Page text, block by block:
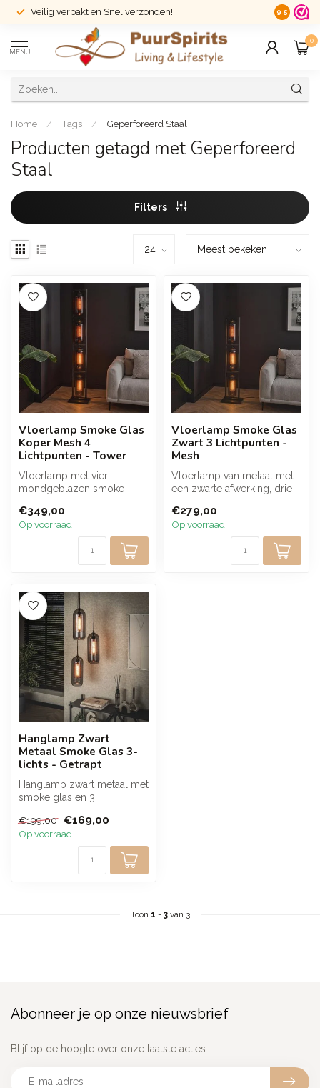
Veilig verpakt en Snel verzonden! 14 dagen
9.5
MENU
0
Home / Tags / Geperforeerd Staal
Producten getagd met Geperforeerd
Staal
Filters
Vloerlamp Smoke Glas
Koper Mesh 4
Lichtpunten - Tower
Vloerlamp met vier
mondgeblazen smoke
cilindervormige koper
mes...
€349,00
Op voorraad
Vloerlamp Smoke Glas
Zwart 3 Lichtpunten -
Mesh
Vloerlamp van metaal met
een zwarte afwerking, drie
glazen ka...
€279,00
Op voorraad
Hanglamp Zwart
Metaal Smoke Glas 3-
lichts - Getrapt
Hanglamp zwart metaal met
smoke glas en 3
warme en sf...
€199,00 €169,00
Op voorraad
Toon 1 - 3van 3
Abonneer je op onze nieuwsbrief
Blijf op de hoogte over onze laatste acties